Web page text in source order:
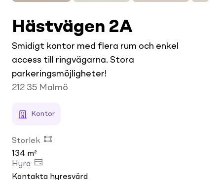
Hästvägen 2A
Smidigt kontor med flera rum och enkel
access till ringvägarna. Stora
parkeringsmöjligheter!
212 35 Malmö
Kontor
Storlek
134 m²
Hyra
Kontakta hyresvärd